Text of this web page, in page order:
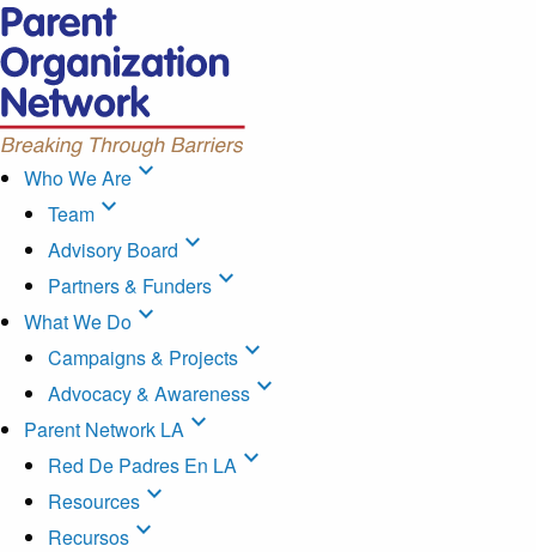
Who We Are expand_more
Team expand_more
Advisory Board expand_more
Partners & Funders expand_more
What We Do expand_more
Campaigns & Projects expand_more
Advocacy & Awareness expand_more
Parent Network LA expand_more
Red De Padres En LA expand_more
Resources expand_more
Recursos expand_more